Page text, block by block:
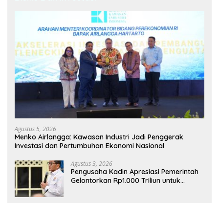
Agustus 5, 2026
Menko Airlangga: Kawasan Industri Jadi Penggerak
Investasi dan Pertumbuhan Ekonomi Nasional
Agustus 3, 2026
Pengusaha Kadin Apresiasi Pemerintah
Gelontorkan Rp1.000 Triliun untuk